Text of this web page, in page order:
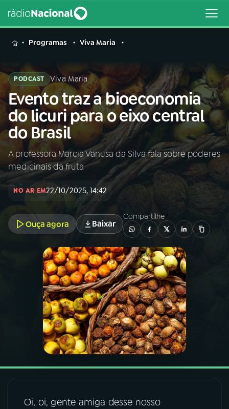
MENU
Buscar
na
Rádio
Nacional
Buscar
AO VIVO
INÍCIO
A RÁDIO
PROGRAMAÇÃO
PROGRAMAS
PODCASTS
VIDEOCASTS
Programas Viva Maria
PODCAST Viva Maria
Evento traz a bioeconomia
do licuri para o eixo central
do Brasil
A professora Marcia Vanusa da Silva fala sobre poderes
medicinais da fruta
NO AR EM22/10/2025, 14:42
Ouça agora Baixar
Compartilhe
Oi, oi, gente amiga desse nosso